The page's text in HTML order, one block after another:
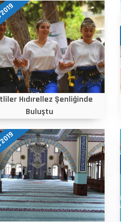
Hıdırellez Şenliğinde
Buluştu